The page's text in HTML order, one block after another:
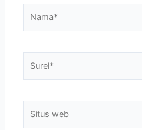
web